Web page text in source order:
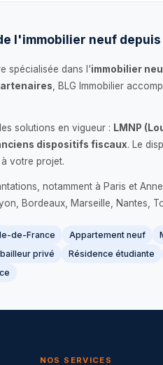
l'immobilier neuf
spécialisée dans l'immobilier
, BLG Immobilier
solutions en vigueur : LMNP
dispositifs fiscaux. Le
votre projet.
notamment à Paris et
Bordeaux, Marseille, Nantes,
de-France Appartement neuf
privé Résidence étudiante
NOS SERVICES